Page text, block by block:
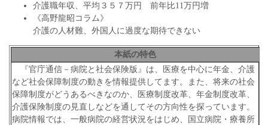
介護職年収、平均３５７万円 前年比11万円増
《高野龍昭コラム》
介護の人材難、外国人に過度な期待できない
本紙の特色
『官庁通信－病院と社会保険版』は、医療を中心に年金、介護
など社会保障制度の動きを情報提供してます。また、将来の社会
保障制度がどうあるべきなのか、医療制度改革、年金制度改革、
介護保険制度の見直しなどを通してその方向性を探っています。
病院情報では、一般病院の経営状況をはじめ、国立病院・療養所